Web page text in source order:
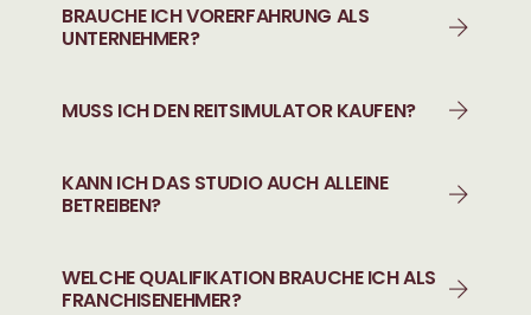
BRAUCHE ICH VORERFAHRUNG ALS
UNTERNEHMER?
MUSS ICH DEN REITSIMULATOR KAUFEN?
KANN ICH DAS STUDIO AUCH ALLEINE
BETREIBEN?
WELCHE QUALIFIKATION BRAUCHE ICH ALS
FRANCHISENEHMER?